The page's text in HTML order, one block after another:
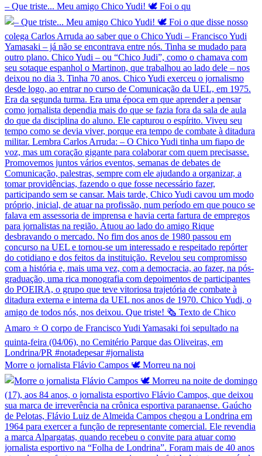
– Que triste... Meu amigo Chico Yudi! 🕊️ Foi o qu
Morre o jornalista Flávio Campos 🕊️ Morreu na noi